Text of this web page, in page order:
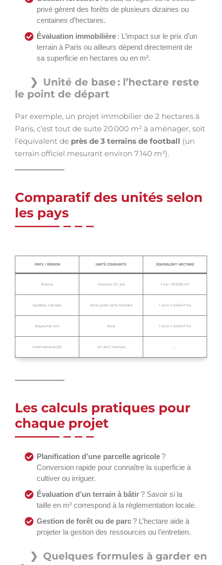
privé gèrent des forêts de plusieurs dizaines ou
centaines d’hectares.
Évaluation immobilière : L’impact sur le prix d’un
terrain à Paris ou ailleurs dépend directement de
sa superficie en hectares ou en m².
Unité de base : l’hectare reste
le point de départ
Par exemple, un projet immobilier de 2 hectares à
Paris, c’est tout de suite 20 000 m² à aménager, soit
l’équivalent de près de 3 terrains de football (un
terrain officiel mesurant environ 7 140 m²).
Comparatif des unités selon
les pays
PAYS / RÉGION UNITÉ COURANTE ÉQUIVALENT HECTARE
France Hectare, m², are 1 ha = 10 000 m²
Québec, Canada Acre, pied carré, hectare 1 acre ≈ 0,4047 ha
Royaume-Uni Acre 1 acre ≈ 0,4047 ha
International (SI) m², km², hectare –
Les calculs pratiques pour
chaque projet
Planification d’une parcelle agricole?
Conversion rapide pour connaître la superficie à
cultiver ou irriguer.
Évaluation d’un terrain à bâtir? Savoir si la
taille en m² correspond à la règlementation locale.
Gestion de forêt ou de parc? L’hectare aide à
projeter la gestion des ressources ou l’entretien.
Quelques formules à garder en